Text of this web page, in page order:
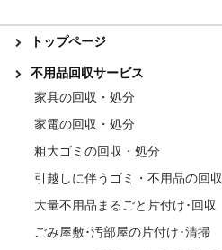
トップページ
不用品回収サービス
家具の回収・処分
家電の回収・処分
粗大ゴミの回収・処分
引越しに伴うゴミ・不用品の回収
大量不用品まるごと片付け･回収
ごみ屋敷･汚部屋の片付け･清掃